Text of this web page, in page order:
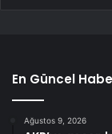
En Güncel
Ağustos 9, 2026